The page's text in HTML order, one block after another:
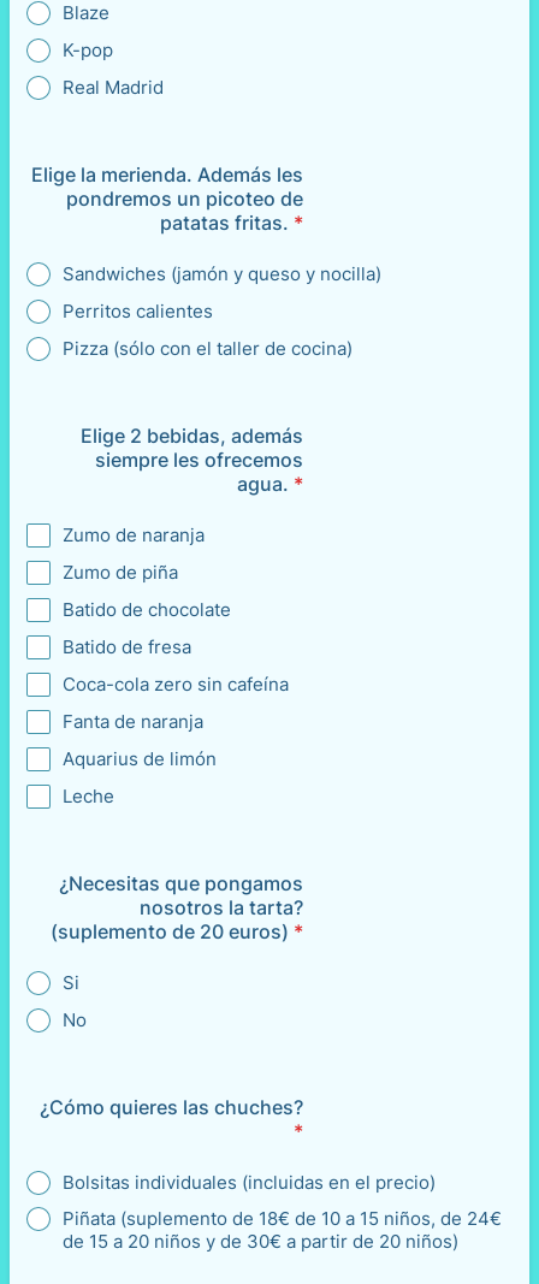
Blaze
K-pop
Real Madrid
Elige la merienda. Además les
pondremos un picoteo de
patatas fritas. *
Sandwiches (jamón y queso y nocilla)
Perritos calientes
Pizza (sólo con el taller de cocina)
Elige 2 bebidas, además
siempre les ofrecemos
agua. *
Zumo de naranja
Zumo de piña
Batido de chocolate
Batido de fresa
Coca-cola zero sin cafeína
Fanta de naranja
Aquarius de limón
Leche
¿Necesitas que pongamos
nosotros la tarta?
(suplemento de 20 euros) *
Si
No
¿Cómo quieres las chuches?
*
Bolsitas individuales (incluidas en el precio)
Piñata (suplemento de 18€ de 10 a 15 niños, de 24€
de 15 a 20 niños y de 30€ a partir de 20 niños)